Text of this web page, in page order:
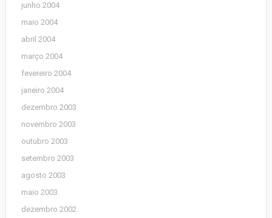
junho 2004
maio 2004
abril 2004
março 2004
fevereiro 2004
janeiro 2004
dezembro 2003
novembro 2003
outubro 2003
setembro 2003
agosto 2003
maio 2003
dezembro 2002